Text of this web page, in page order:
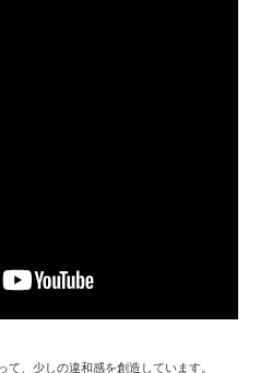
、少しの違和感を創造しています。